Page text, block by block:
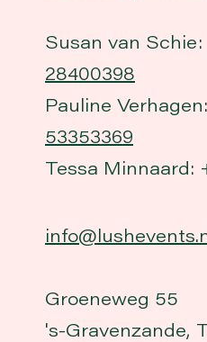
Susan van Schie:
28400398
Pauline
53353369
Tessa Minnaard:
Groeneweg 55
's-Gravenzande,